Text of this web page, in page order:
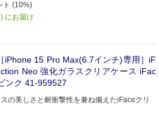
ト (10%)
にお届け
iPhone 15 Pro Max(6.7インチ)専用］iF
Neo 強化ガラスクリアケース iFac
ンク 41-959527
の美しさと耐衝撃性を兼ね備えたiFaceクリ